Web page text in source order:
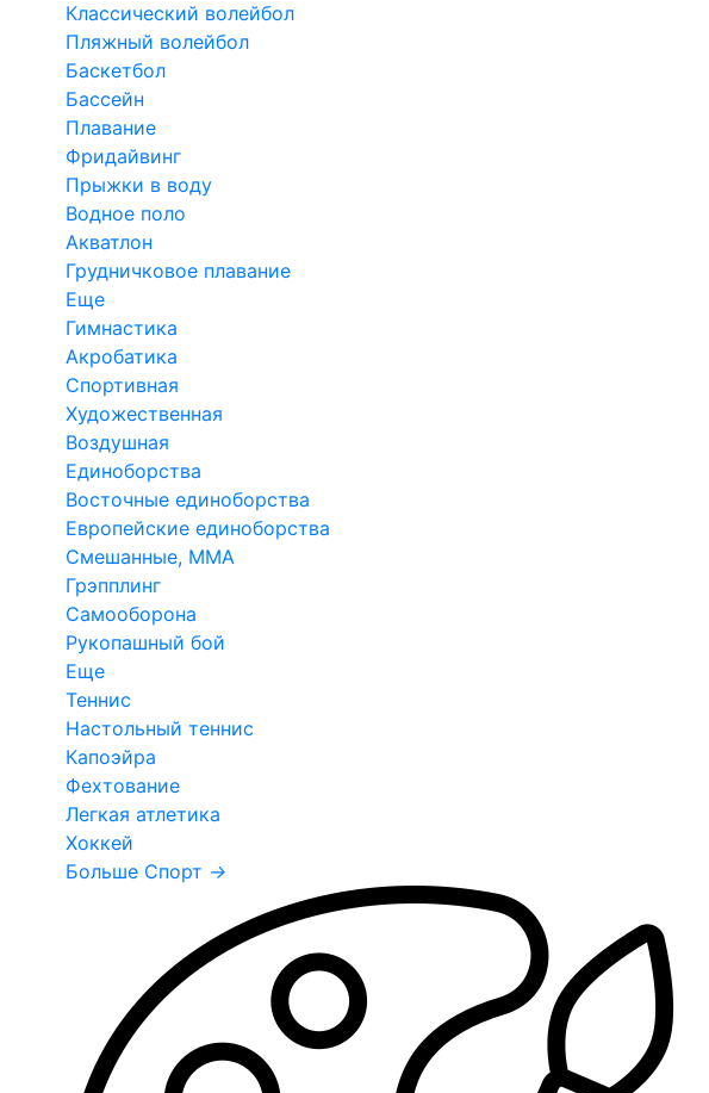
Классический волейбол
Пляжный волейбол
Баскетбол
Бассейн
Плавание
Фридайвинг
Прыжки в воду
Водное поло
Акватлон
Грудничковое плавание
Еще
Гимнастика
Акробатика
Спортивная
Художественная
Воздушная
Единоборства
Восточные единоборства
Европейские единоборства
Смешанные, ММА
Грэпплинг
Самооборона
Рукопашный бой
Еще
Теннис
Настольный теннис
Капоэйра
Фехтование
Легкая атлетика
Хоккей
Больше Спорт →